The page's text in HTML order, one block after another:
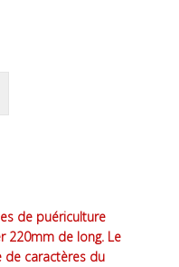
de puériculture
220mm de long. Le
caractères du